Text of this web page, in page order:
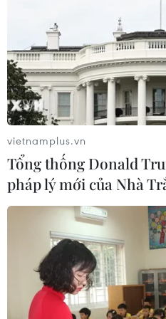
06/08/2026 04:22
Công viên địa chất
Dịch Đan Hà của Trung
mùa du lịch cao điểm
06/08/2026 04:13
Đẹp nao lòng sắc
hoa súng trên dòng Ngô
Ninh Bình
06/08/2026 02:13
Du lịch 2/9: Điểm đến
vietnamplus.vn
Tổng thống Donald
pháp lý mới của Nhà